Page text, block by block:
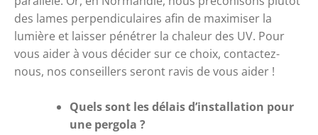
des lames perpendiculaires afin de maximiser la
lumière et laisser pénétrer la chaleur des UV. Pour
vous aider à vous décider sur ce choix, contactez-
nous, nos conseillers seront ravis de vous aider !
Quels sont les délais d’installation pour
une pergola ?